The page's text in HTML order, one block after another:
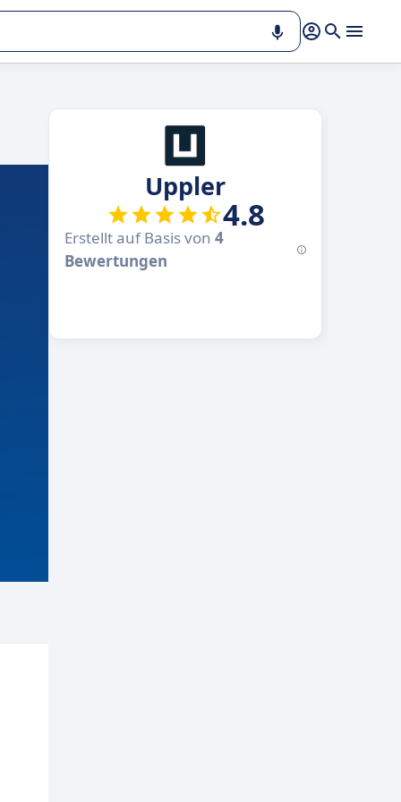
Uppler
4.8
Erstellt auf Basis von 4
Bewertungen